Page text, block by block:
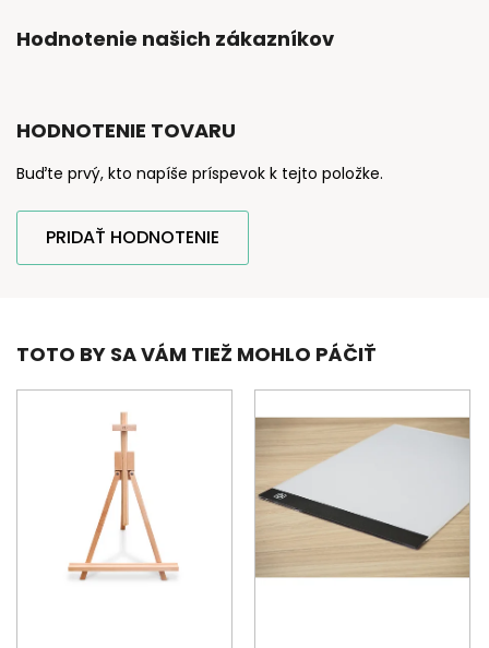
Hodnotenie našich zákazníkov
HODNOTENIE TOVARU
Buďte prvý, kto napíše príspevok k tejto položke.
PRIDAŤ HODNOTENIE
TOTO BY SA VÁM TIEŽ MOHLO PÁČIŤ